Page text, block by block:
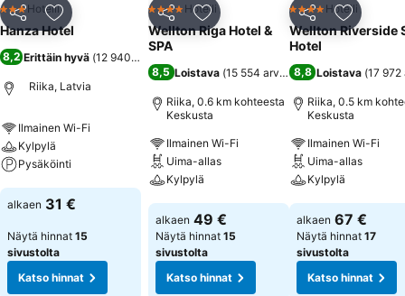
Jaa Lisää suosikkeihin
3 Tähtiluokitus
Hotelli
Hanza Hotel
8,2 Erittäin hyvä (12 940 arviota
Riika, Latvia
Ilmainen Wi-Fi
Kylpylä
Pysäköinti
Katso hinnat
alkaen 31 €
Näytä hinnat 15
sivustolta
Katso hinnat
Jaa Lisää suosikkeihin
4 Tähtiluokitus
Hotelli
Wellton Riga Hotel &
SPA
8,5 Loistava (15 554 arviota)
Riika, 0.6 km kohteesta
Keskusta
Ilmainen Wi-Fi
Uima-allas
Kylpylä
Katso hinnat
alkaen 49 €
Näytä hinnat 15
sivustolta
Katso hinnat
Jaa Lisää
4 Tähtiluokitus
Hotelli
Wellton Riverside
Hotel
8,8 Loistava (17
Riika, 0.5 km
Keskusta
Ilmainen Wi-Fi
Uima-allas
Kylpylä
Katso hinnat
alkaen 67 €
Näytä hinnat 17
sivustolta
Katso hinnat